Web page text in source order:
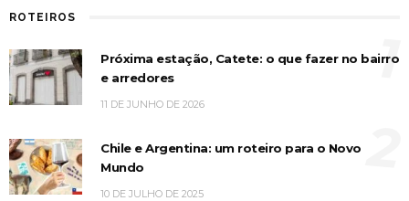
ROTEIROS
Próxima estação, Catete: o que fazer no bairro
e arredores
11 DE JUNHO DE 2026
1
Chile e Argentina: um roteiro para o Novo
Mundo
10 DE JULHO DE 2025